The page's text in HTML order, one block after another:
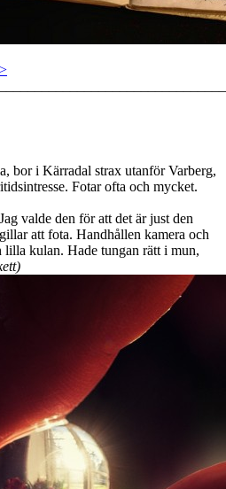
bor i Kärradal strax utanför Varberg,
Fotar ofta och mycket.
valde den för att det är just den
att fota. Handhållen kamera och
lilla kulan. Hade tungan rätt i mun,